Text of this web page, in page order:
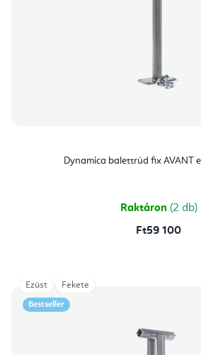
Dynamica balettrúd fix AVANT
Raktáron (2 db)
Ft59 100
Bestseller
Ezüst Fekete